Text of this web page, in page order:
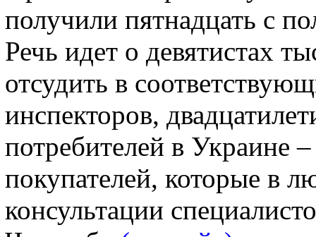
получили пятнадцать с
Речь идет о девятистах
отсудить в
инспекторов,
потребителей в Украине
покупателей, которые в
консультации